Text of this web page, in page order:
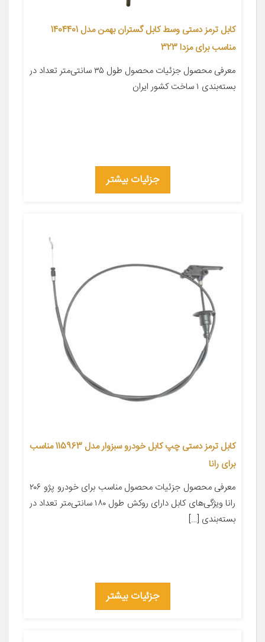
کابل ترمز دستی وسط کابل گستران بهمن مدل 1404401
مناسب برای مزدا 323
معرفی محصول جزئیات محصول طول ۳۵ سانتی‌متر تعداد در
بسته‌بندی ۱ ساخت کشور ایران
جزئیات بیشتر
کابل ترمز دستی چپ کابل خودرو سبزوار مدل 115963 مناسب
برای رانا
معرفی محصول جزئیات محصول مناسب برای خودرو پژو ۲۰۶
رانا ویژگی‌های کابل دارای روکش طول ۱۸۰ سانتی‌متر تعداد در
بسته‌بندی […]
جزئیات بیشتر